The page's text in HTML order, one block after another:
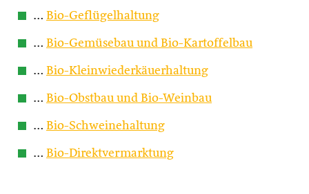
… Bio-Geflügelhaltung
… Bio-Gemüsebau und Bio-Kartoffelbau
… Bio-Kleinwiederkäuerhaltung
… Bio-Obstbau und Bio-Weinbau
… Bio-Schweinehaltung
… Bio-Direktvermarktung